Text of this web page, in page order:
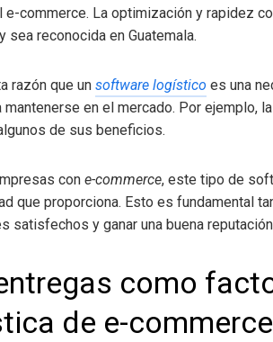
e-commerce. La optimización y rapidez
sea reconocida en Guatemala.
razón que un software logístico es una
mantenerse en el mercado. Por ejemplo,
de sus beneficios.
con e-commerce, este tipo de
que proporciona. Esto es fundamental
satisfechos y ganar una buena
como
de e-commerce